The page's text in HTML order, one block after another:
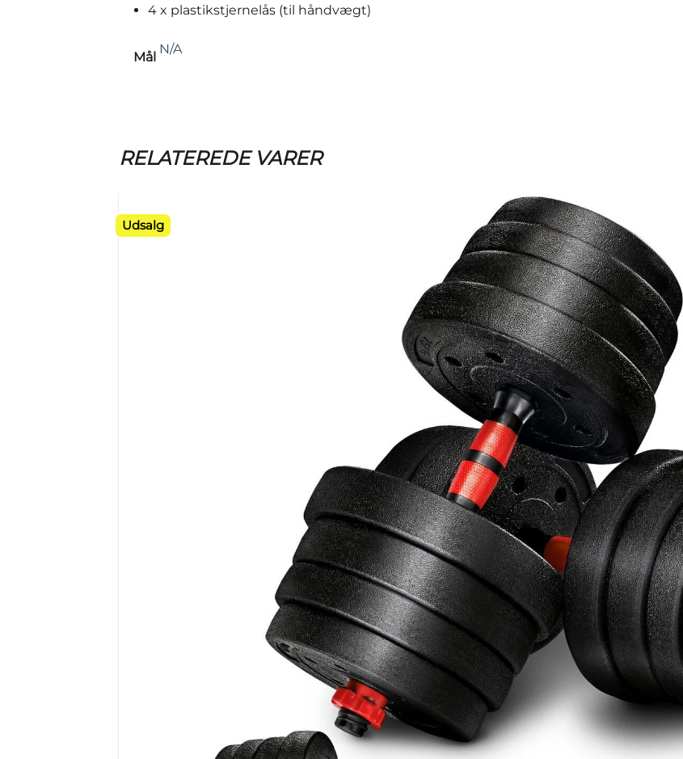
4 x plastikstjernelås (til håndvægt)
Mål
N/A
RELATEREDE VARER
Udsalg